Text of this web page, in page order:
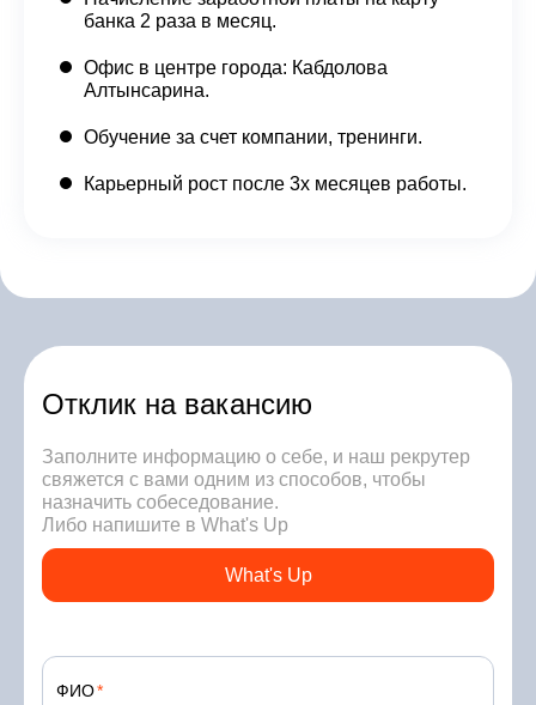
банка 2 раза в месяц.
Офис в центре города: Кабдолова
Алтынсарина.
Обучение за счет компании, тренинги.
Карьерный рост после 3х месяцев работы.
Отклик на вакансию
Заполните информацию о себе, и наш рекрутер
свяжется с вами одним из способов, чтобы
назначить собеседование.
Либо напишите в What's Up
What's Up
ФИО